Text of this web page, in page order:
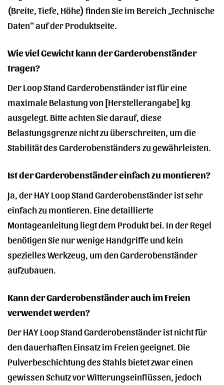
(Breite, Tiefe, Höhe) finden Sie im Bereich „Technische
Daten“ auf der Produktseite.
Wie viel Gewicht kann der Garderobenständer
tragen?
Der Loop Stand Garderobenständer ist für eine
maximale Belastung von [Herstellerangabe] kg
ausgelegt. Bitte achten Sie darauf, diese
Belastungsgrenze nicht zu überschreiten, um die
Stabilität des Garderobenständers zu gewährleisten.
Ist der Garderobenständer einfach zu montieren?
Ja, der HAY Loop Stand Garderobenständer ist sehr
einfach zu montieren. Eine detaillierte
Montageanleitung liegt dem Produkt bei. In der Regel
benötigen Sie nur wenige Handgriffe und kein
spezielles Werkzeug, um den Garderobenständer
aufzubauen.
Kann der Garderobenständer auch im Freien
verwendet werden?
Der HAY Loop Stand Garderobenständer ist nicht für
den dauerhaften Einsatz im Freien geeignet. Die
Pulverbeschichtung des Stahls bietet zwar einen
gewissen Schutz vor Witterungseinflüssen, jedoch